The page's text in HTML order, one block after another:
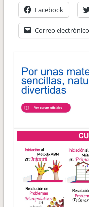
Facebook
Correo electrónico